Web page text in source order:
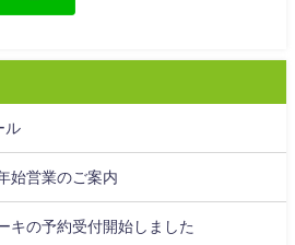
ル
営業のご案内
の予約受付開始しました